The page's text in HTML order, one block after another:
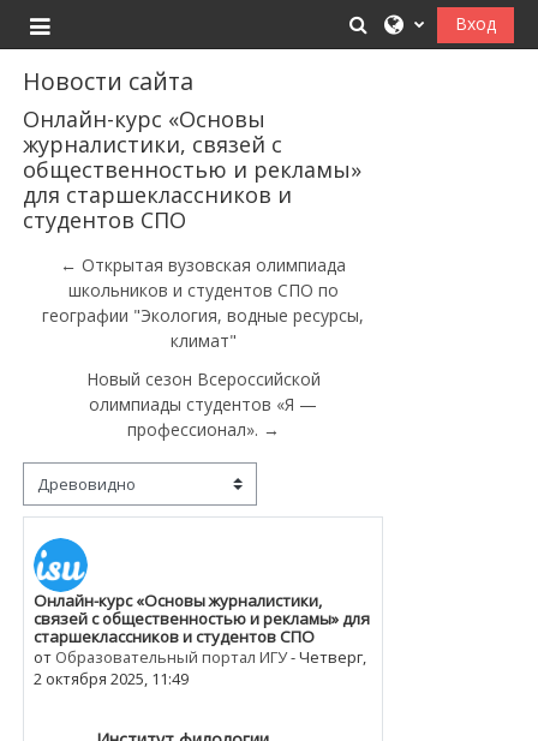
Боковая панель
ИзменитьВход
Новости сайта
Онлайн-курс «Основы
журналистики, связей с
общественностью и рекламы»
для старшеклассников и
студентов СПО
← Открытая вузовская олимпиада
школьников и студентов СПО по
географии "Экология, водные ресурсы,
климат"
Новый сезон Всероссийской
олимпиады студентов «Я —
профессионал». →
Режим отображения
Онлайн-курс «Основы журналистики,
связей с общественностью и рекламы» для
старшеклассников и студентов СПО
от Образовательный портал ИГУ-Четверг,
2 октября 2025, 11:49
Количество ответов: 0